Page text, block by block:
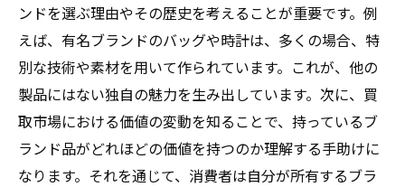
ンドを選ぶ理由やその歴史を考えることが重要です。例
えば、有名ブランドのバッグや時計は、多くの場合、特
別な技術や素材を用いて作られています。これが、他の
製品にはない独自の魅力を生み出しています。次に、買
取市場における価値の変動を知ることで、持っているブ
ランド品がどれほどの価値を持つのか理解する手助けに
なります。それを通じて、消費者は自分が所有するブラ